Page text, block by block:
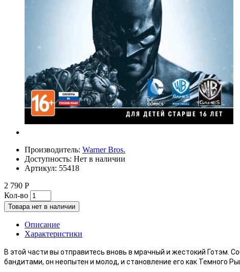
Производитель: Warner Bros.
Доступность: Нет в наличии
Артикул: 55418
2 790 Р
Кол-во
Товара нет в наличии
Описание
Характеристики
В этой части вы отправитесь вновь в мрачный и жестокий Готэм.
бандитами, он неопытен и молод, и становление его как Темного